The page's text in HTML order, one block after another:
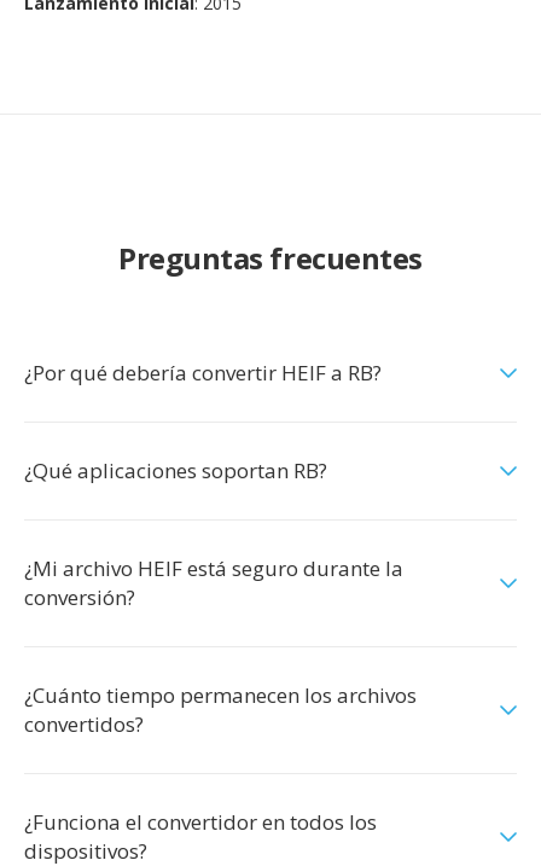
Preguntas frecuentes
¿Por qué debería convertir HEIF a RB?
¿Qué aplicaciones soportan RB?
¿Mi archivo HEIF está seguro durante la
conversión?
¿Cuánto tiempo permanecen los archivos
convertidos?
¿Funciona el convertidor en todos los
dispositivos?